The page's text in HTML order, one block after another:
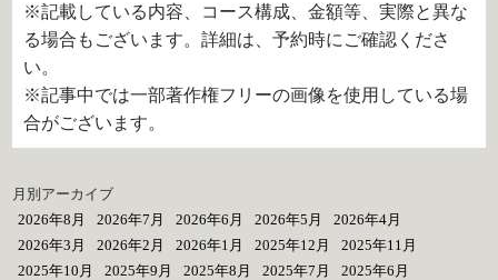
※記載している内容、コース構成、金額等、実際と異な
る場合もございます。詳細は、予約時にご確認くださ
い。
※記事中では一部著作権フリーの画像を使用している場
合がございます。
月別アーカイブ
2026年8月
2026年7月 2026年6月 2026年5月
2026年4月
2026年3月
2026年2月 2026年1月 2025年12月
2025年11月
2025年10月
2025年9月 2025年8月 2025年7月
2025年6月